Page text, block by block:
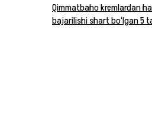
Qimmatbaho kremlardan
bajarilishi shart bo‘lgan 5